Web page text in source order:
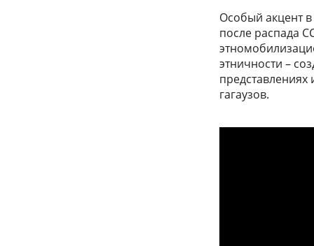
Особый акцент в
после распада
этничности –
гагаузов.